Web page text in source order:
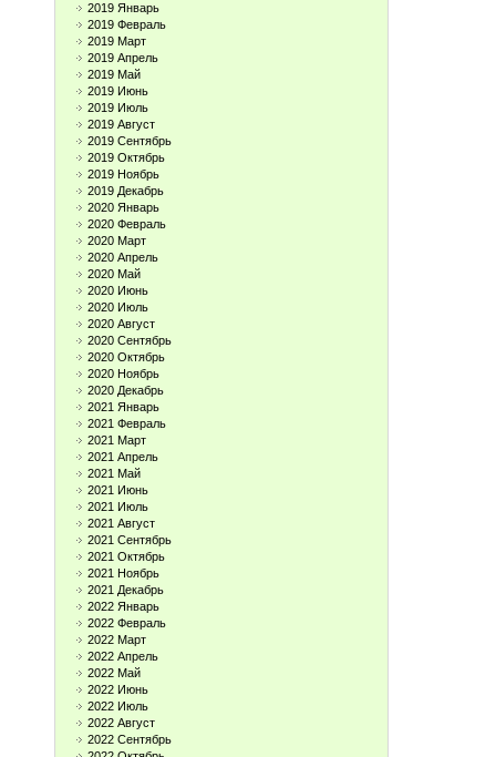
2019 Январь
2019 Февраль
2019 Март
2019 Апрель
2019 Май
2019 Июнь
2019 Июль
2019 Август
2019 Сентябрь
2019 Октябрь
2019 Ноябрь
2019 Декабрь
2020 Январь
2020 Февраль
2020 Март
2020 Апрель
2020 Май
2020 Июнь
2020 Июль
2020 Август
2020 Сентябрь
2020 Октябрь
2020 Ноябрь
2020 Декабрь
2021 Январь
2021 Февраль
2021 Март
2021 Апрель
2021 Май
2021 Июнь
2021 Июль
2021 Август
2021 Сентябрь
2021 Октябрь
2021 Ноябрь
2021 Декабрь
2022 Январь
2022 Февраль
2022 Март
2022 Апрель
2022 Май
2022 Июнь
2022 Июль
2022 Август
2022 Сентябрь